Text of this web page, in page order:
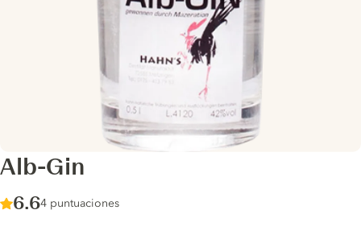
Alb-Gin
Score :
6.6/ 10
4 puntuaciones